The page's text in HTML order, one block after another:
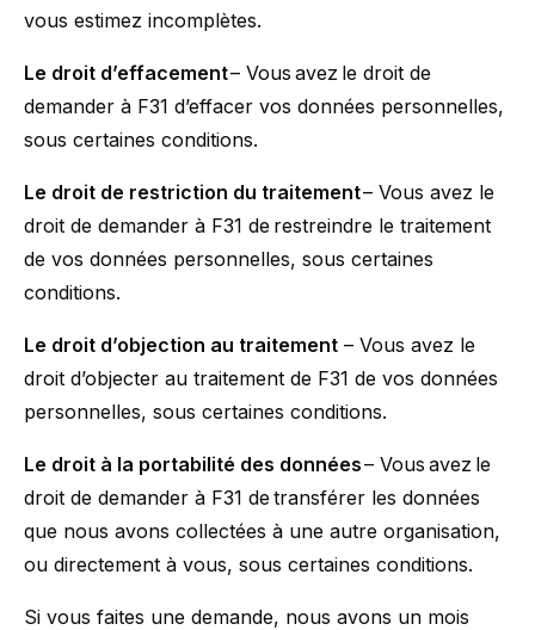
vous estimez incomplètes.
Le droit d’effacement– Vous avez le droit de
demander à F31 d’effacer vos données personnelles,
sous certaines conditions.
Le droit de restriction du traitement– Vous avez le
droit de demander à F31 de restreindre le traitement
de vos données personnelles, sous certaines
conditions.
Le droit d’objection au traitement – Vous avez le
droit d’objecter au traitement de F31 de vos données
personnelles, sous certaines conditions.
Le droit à la portabilité des données– Vous avez le
droit de demander à F31 de transférer les données
que nous avons collectées à une autre organisation,
ou directement à vous, sous certaines conditions.
Si vous faites une demande, nous avons un mois